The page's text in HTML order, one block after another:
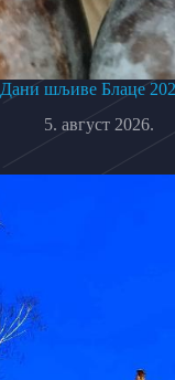
Дани шљиве Блаце
5. август 2026.